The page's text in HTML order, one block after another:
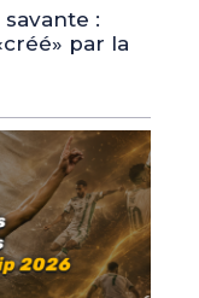
:
par la